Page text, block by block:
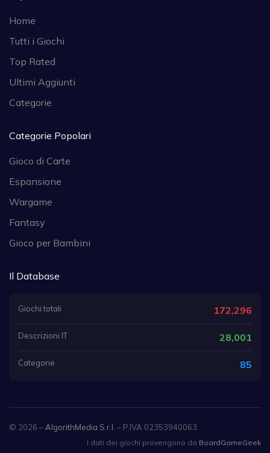
Home
Tutti i Giochi
Top Rated
Ultimi Aggiunti
Categorie
Categorie Popolari
Gioco di Carte
Espansione
Wargame
Fantasy
Gioco per Bambini
Il Database
Giochi totali 172,296
Descrizioni IT 28,001
Categorie 85
© 2026 – AlgorithMedia S.r.l. – P.IVA 02353940063
I dati dei giochi provengono da BoardGameGeek